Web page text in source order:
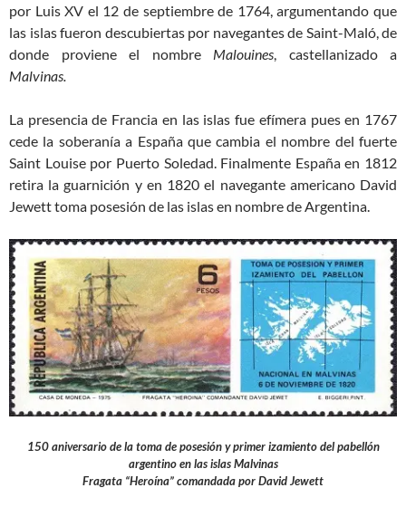
por Luis XV el 12 de septiembre de 1764, argumentando que
las islas fueron descubiertas por navegantes de Saint-Maló, de
donde proviene el nombre Malouines, castellanizado a
Malvinas.
La presencia de Francia en las islas fue efímera pues en 1767
cede la soberanía a España que cambia el nombre del fuerte
Saint Louise por Puerto Soledad. Finalmente España en 1812
retira la guarnición y en 1820 el navegante americano David
Jewett toma posesión de las islas en nombre de Argentina.
150 aniversario de la toma de posesión y primer izamiento del pabellón
argentino en las islas Malvinas
Fragata “Heroína” comandada por David Jewett